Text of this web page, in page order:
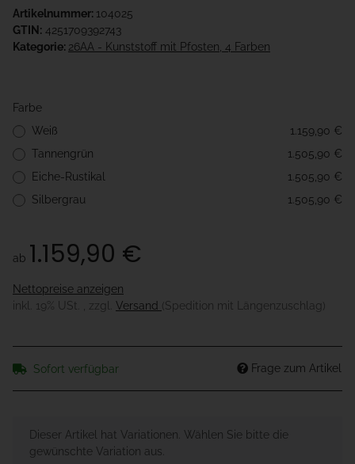
Artikelnummer: 104025
GTIN: 4251709392743
Kategorie: 26AA - Kunststoff mit Pfosten, 4 Farben
Farbe
Weiß
1.159,90 €
Tannengrün
1.505,90 €
Eiche-Rustikal
1.505,90 €
Silbergrau
1.505,90 €
ab 1.159,90 €
Nettopreise anzeigen
inkl. 19% USt. , zzgl. Versand (Spedition mit Längenzuschlag)
Sofort verfügbar Frage zum Artikel
xDieser Artikel hat Variationen. Wählen Sie bitte die
gewünschte Variation aus.